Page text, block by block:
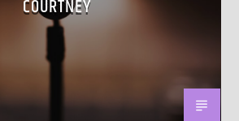
COURTNEY